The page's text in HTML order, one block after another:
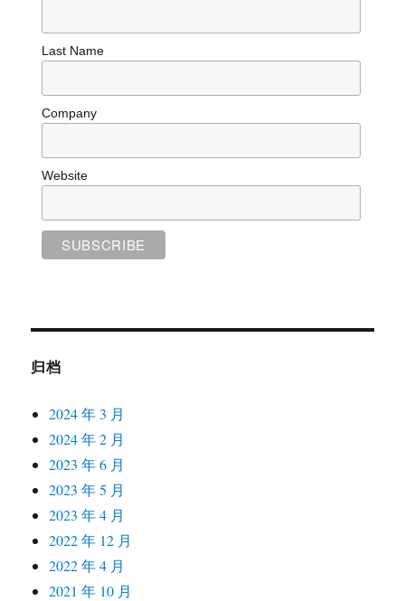
Last Name
Company
Website
归档
2024 年 3 月
2024 年 2 月
2023 年 6 月
2023 年 5 月
2023 年 4 月
2022 年 12 月
2022 年 4 月
2021 年 10 月